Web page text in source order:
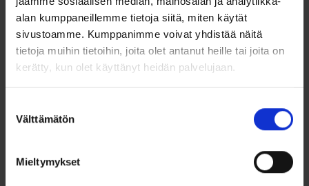
alan kumppaneillemme tietoja siitä, miten käytät
sivustoamme. Kumppanimme voivat yhdistää näitä
tietoja muihin tietoihin, joita olet antanut heille tai joita on
kerätty, kun olet käyttänyt heidän palvelujaan.
valinta
Välttämätön
Mieltymykset
Ominaisuudet:
Materiaali: 585/1000 (14k) keltakulta
Kruunuistutus
Helmi: Valkoinen viljelty makeanveden helmi, halkaisija
noin 8-8½ mm